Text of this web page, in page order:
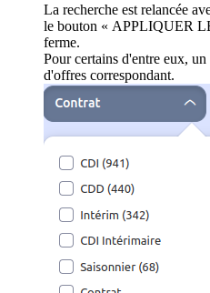
La recherche est relancée
le bouton « APPLIQUER
ferme.
Pour certains d'entre eux,
d'offres correspondant.